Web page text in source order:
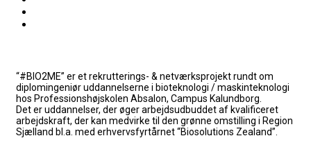
“#BIO2ME” er et rekrutterings- & netværksprojekt rundt om
diplomingeniør uddannelserne i bioteknologi / maskinteknologi
hos Professionshøjskolen Absalon, Campus Kalundborg.
Det er uddannelser, der øger arbejdsudbuddet af kvalificeret
arbejdskraft, der kan medvirke til den grønne omstilling i Region
Sjælland bl.a. med erhvervsfyrtårnet “Biosolutions Zealand”.